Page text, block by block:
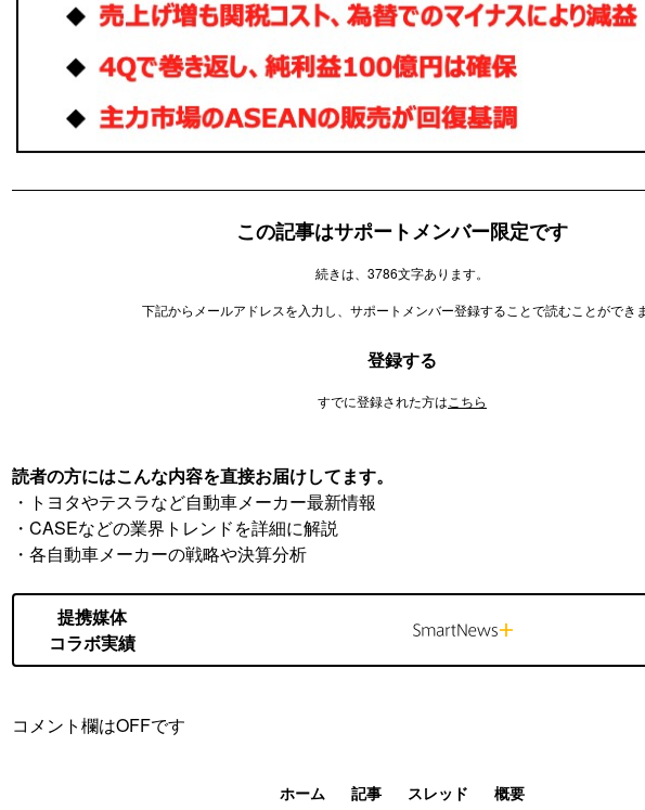
この記事はサポートメンバー限定です
続きは、3786文字あります。
下記からメールアドレスを入力し、サポートメンバー登録することで読むことができ
登録する
すでに登録された方は こちら
読者の方にはこんな内容を直接お届けしてます。
・トヨタやテスラなど自動車メーカー最新情報
・CASEなどの業界トレンドを詳細に解説
・各自動車メーカーの戦略や決算分析
提携媒体
コラボ実績
コメント欄はOFFです
ホーム 記事 スレッド 概要